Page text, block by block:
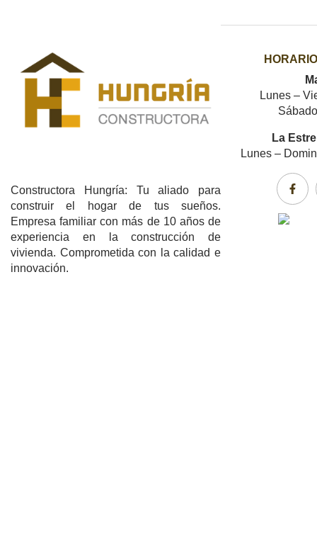
Constructora Hungría: Tu aliado para
construir el hogar de tus sueños.
Empresa familiar con más de 10 años de
experiencia en la construcción de
vivienda. Comprometida con la calidad e
innovación.
Lunes –
La
Lunes –